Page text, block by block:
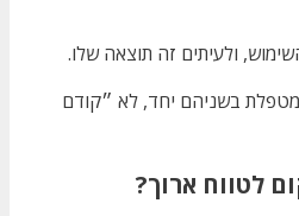
ולעיתים זה תוצאה שלו.
בשניהם יחד, לא ״קודם
לטווח ארוך?